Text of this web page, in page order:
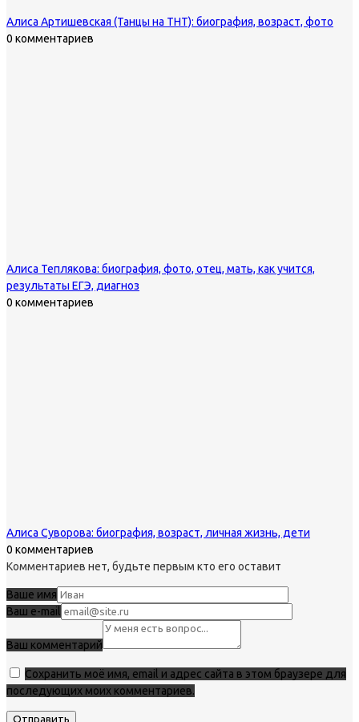
Алиса Артишевская (Танцы на ТНТ): биография, возраст, фото
0 комментариев
Алиса Теплякова: биография, фото, отец, мать, как учится,
результаты ЕГЭ, диагноз
0 комментариев
Алиса Суворова: биография, возраст, личная жизнь, дети
0 комментариев
Комментариев нет, будьте первым кто его оставит
Ваше имя
Ваш e-mail
Ваш комментарий
Сохранить моё имя, email и адрес сайта в этом браузере для
последующих моих комментариев.